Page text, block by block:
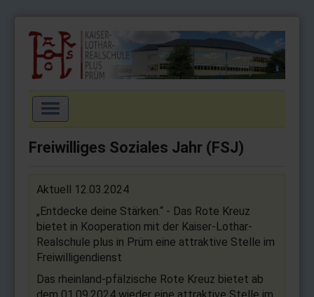
Navigation
an/aus
Schulgemeinschaft
Schulprofil
Wahlpflichtfächer
Arbeitsgemeinschaften
Service
Freiwilliges Soziales Jahr (FSJ)
Aktuell 12.03.2024
„Entdecke deine Stärken.“ - Das Rote Kreuz
bietet in Kooperation mit der Kaiser-Lothar-
Realschule plus in Prüm eine attraktive Stelle im
Freiwilligendienst
Das rheinland-pfälzische Rote Kreuz bietet ab